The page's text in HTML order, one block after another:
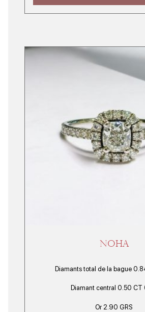
NOHA
Diamants total de la bague
Diamant central 0.50 CT
Or 2.90 GRS